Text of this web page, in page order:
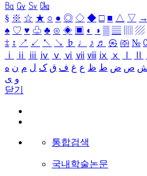
㏃ ㏉ ㏜ ㏆
§ ※ ☆ ★ ○ ● ◎ ◇ ◆ □ ■ △ ▽ →
♠ ♡ ♥ ♧ ♣ ⊙ ◈ ▣ ◐ ◑ ▒ ▤ ▨
‡ ↕ ↗ ↙ ↖ ↘ ♭ ♩ ♪ ♬ ㉿ ㈜ №
ⅰ
ⅱ ⅲ ⅳ ⅴ ⅵ ⅶ ⅷ ⅸ ⅹ
ص ض ط ظ ع غ ف ق ک ل م ن ه
و ی
닫기
통합검색
국내학술논문